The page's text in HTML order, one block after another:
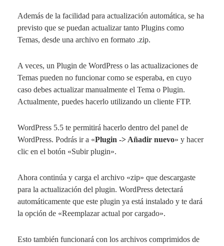
Además de la facilidad para actualización automática, se ha
previsto que se puedan actualizar tanto Plugins como
Temas, desde una archivo en formato .zip.
A veces, un Plugin de WordPress o las actualizaciones de
Temas pueden no funcionar como se esperaba, en cuyo
caso debes actualizar manualmente el Tema o Plugin.
Actualmente, puedes hacerlo utilizando un cliente FTP.
WordPress 5.5 te permitirá hacerlo dentro del panel de
WordPress. Podrás ir a «Plugin -> Añadir nuevo» y hacer
clic en el botón «Subir plugin».
Ahora continúa y carga el archivo «zip» que descargaste
para la actualización del plugin. WordPress detectará
automáticamente que este plugin ya está instalado y te dará
la opción de «Reemplazar actual por cargado».
Esto también funcionará con los archivos comprimidos de